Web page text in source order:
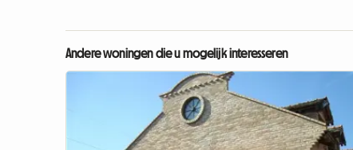
Andere woningen die u mogelijk interesseren